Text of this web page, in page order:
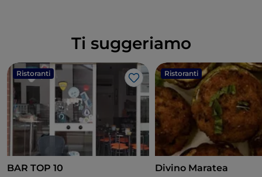
Ti suggeriamo
Ristoranti
Like
BAR TOP 10
Ristoranti
Divino Maratea